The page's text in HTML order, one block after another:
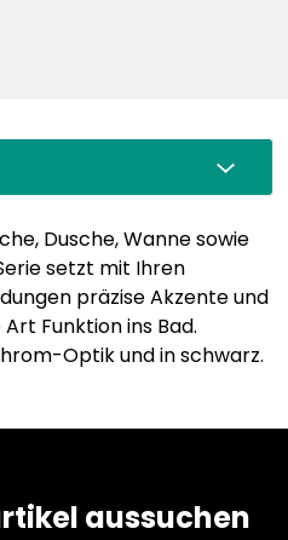
Dusche, Wanne sowie
setzt mit Ihren
präzise Akzente und
Funktion ins Bad.
Optik und in schwarz.
aussuchen